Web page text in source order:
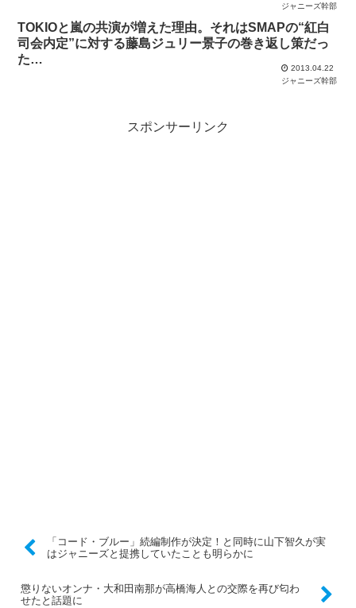
ジャニーズ幹部
TOKIOと嵐の共演が増えた理由。それはSMAPの“紅白
司会内定”に対する藤島ジュリー景子の巻き返し策だっ
た…
2013.04.22
ジャニーズ幹部
スポンサーリンク
「コード・ブルー」続編制作が決定！と同時に山下智久が実
はジャニーズと提携していたことも明らかに
懲りないオンナ・大和田南那が高橋海人との交際を再び匂わ
せたと話題に